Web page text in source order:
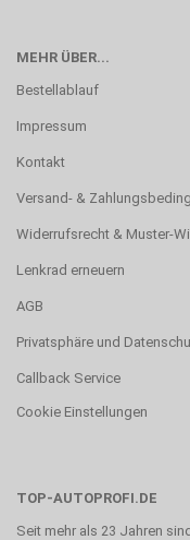
MEHR ÜBER...
Bestellablauf
Impressum
Kontakt
Versand- &
Widerrufsrecht & Muster-
Lenkrad erneuern
AGB
Privatsphäre und
Callback Service
Cookie Einstellungen
TOP-AUTOPROFI.DE
Seit mehr als 23 Jahren